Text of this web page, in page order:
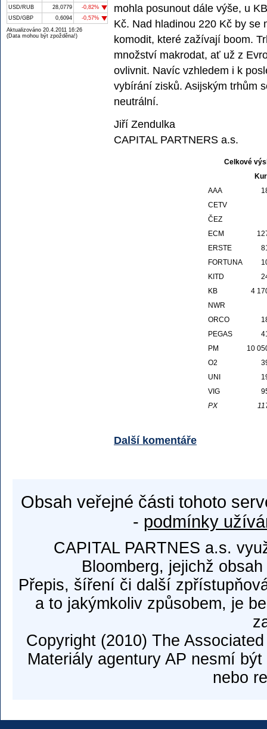
mohla posunout dále výše, u
Kč. Nad hladinou 220 Kč by se
komodit, které zažívají boom.
množství makrodat, ať už z
ovlivnit. Navíc vzhledem i k
vybírání zisků. Asijským trhům
neutrální.
Jiří Zendulka
CAPITAL PARTNERS a.s.
Celkové
AAA
CETV
ČEZ
ECM
ERSTE
FORTUNA
KITD
KB
4
NWR
ORCO
PEGAS
PM
10
O2
UNI
VIG
PX
Další komentáře
USD/RUB
28,0779
-0,82%
USD/GBP
0,6094
-0,57%
Aktualizováno 20.4.2011 16:26
(Data mohou být zpožděna!)
Obsah veřejné části tohoto
- podmínky
CAPITAL PARTNES a.s.
Bloomberg, jejichž
Přepis, šíření či další
a to jakýmkoliv způsobem, je
Copyright (2010) The
Materiály agentury AP nesmí
nebo